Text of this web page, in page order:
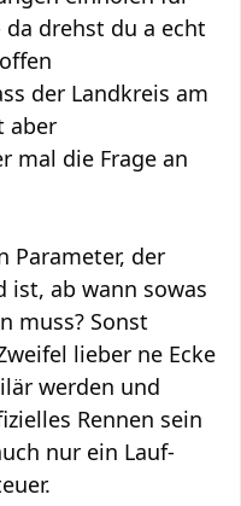
drehst du a echt
der Landkreis am
aber
mal die Frage an
Parameter, der
ist, ab wann sowas
muss? Sonst
lieber ne Ecke
werden und
Rennen sein
nur ein Lauf-